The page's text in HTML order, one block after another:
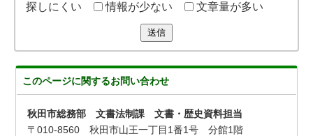
探しにくい
情報が少ない 文章量が多い
送信
このページに関するお問い合わせ
秋田市総務部 文書法制課 文書・歴史資料担当
〒010-8560 秋田市山王一丁目1番1号 分館1階